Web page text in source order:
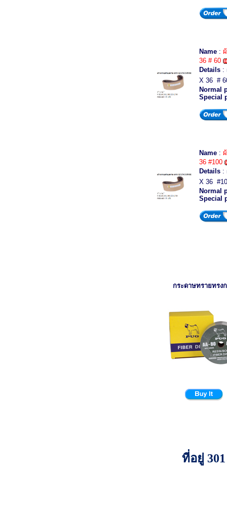
Name :
36 # 60
Details :
X 36 #
Normal
Special
Name :
36 #100
Details :
X 36
Normal
Special
กระดาษทรายทรง
ที่อยู่